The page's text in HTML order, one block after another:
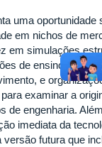
uma oportunidade
em nichos de
em simulações
de ensino
e
examinar a
de engenharia.
imediata da
versão futura que